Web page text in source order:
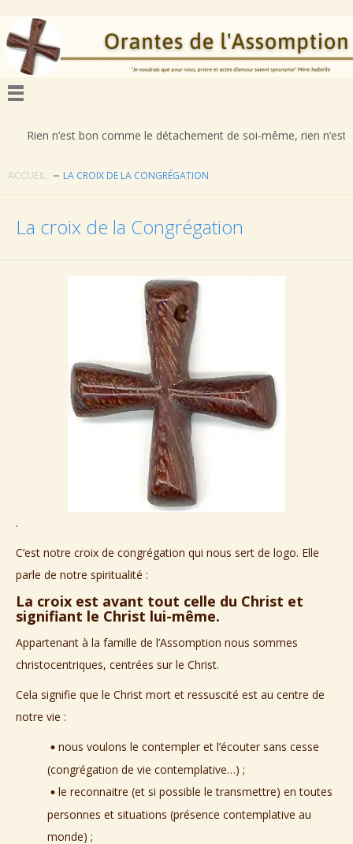
n’est bon comme le détachement de soi-même, rien n’est
ACCUEIL LA CROIX DE LA CONGRÉGATION
La croix de la Congrégation
.
C’est notre croix de congrégation qui nous sert de logo. Elle
parle de notre spiritualité :
La croix est avant tout celle du Christ et
signifiant le Christ lui-même.
Appartenant à la famille de l’Assomption nous sommes
christocentriques, centrées sur le Christ.
Cela signifie que le Christ mort et ressuscité est au centre de
notre vie :
nous voulons le contempler et l’écouter sans cesse
(congrégation de vie contemplative…) ;
le reconnaitre (et si possible le transmettre) en toutes
personnes et situations (présence contemplative au
monde) ;